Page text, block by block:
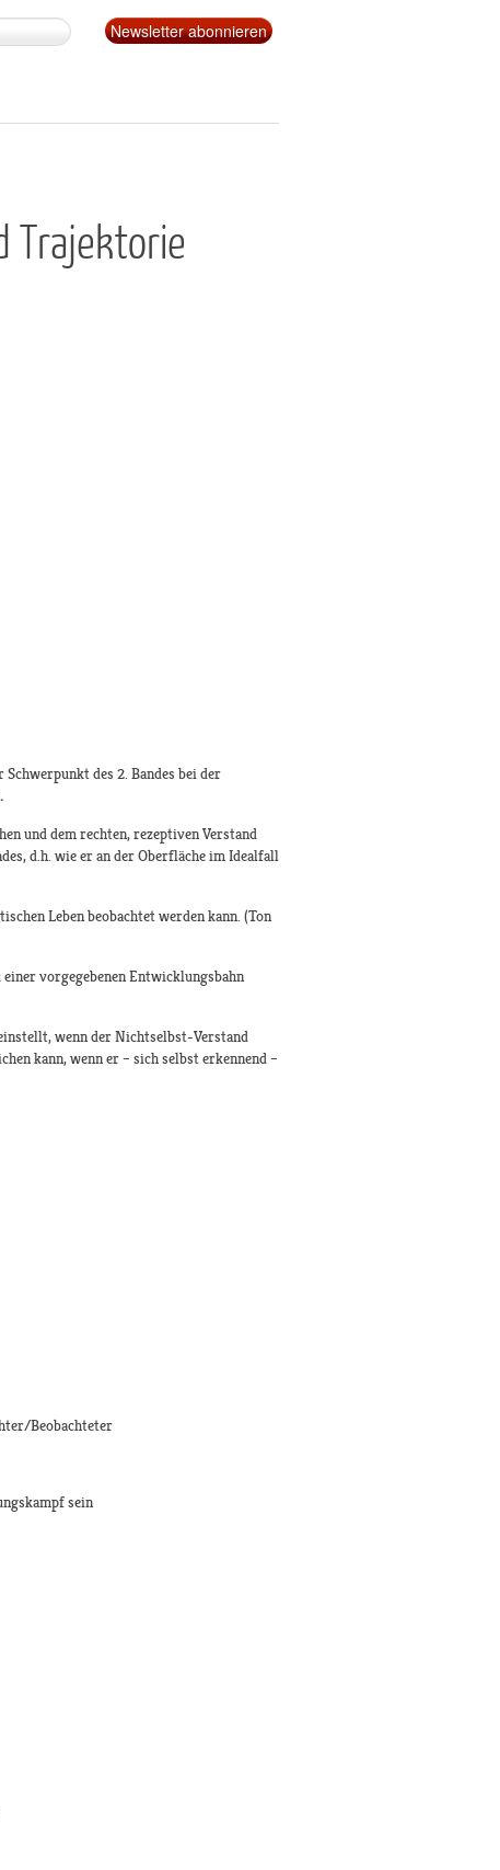
Trajektorie
des 2. Bandes bei der
und dem rechten, rezeptiven Verstand
d.h. wie er an der Oberfläche im Idealfall
Leben beobachtet werden kann. (Ton
vorgegebenen Entwicklungsbahn
wenn der Nichtselbst-Verstand
kann, wenn er – sich selbst erkennend –
Beobachteter
sein